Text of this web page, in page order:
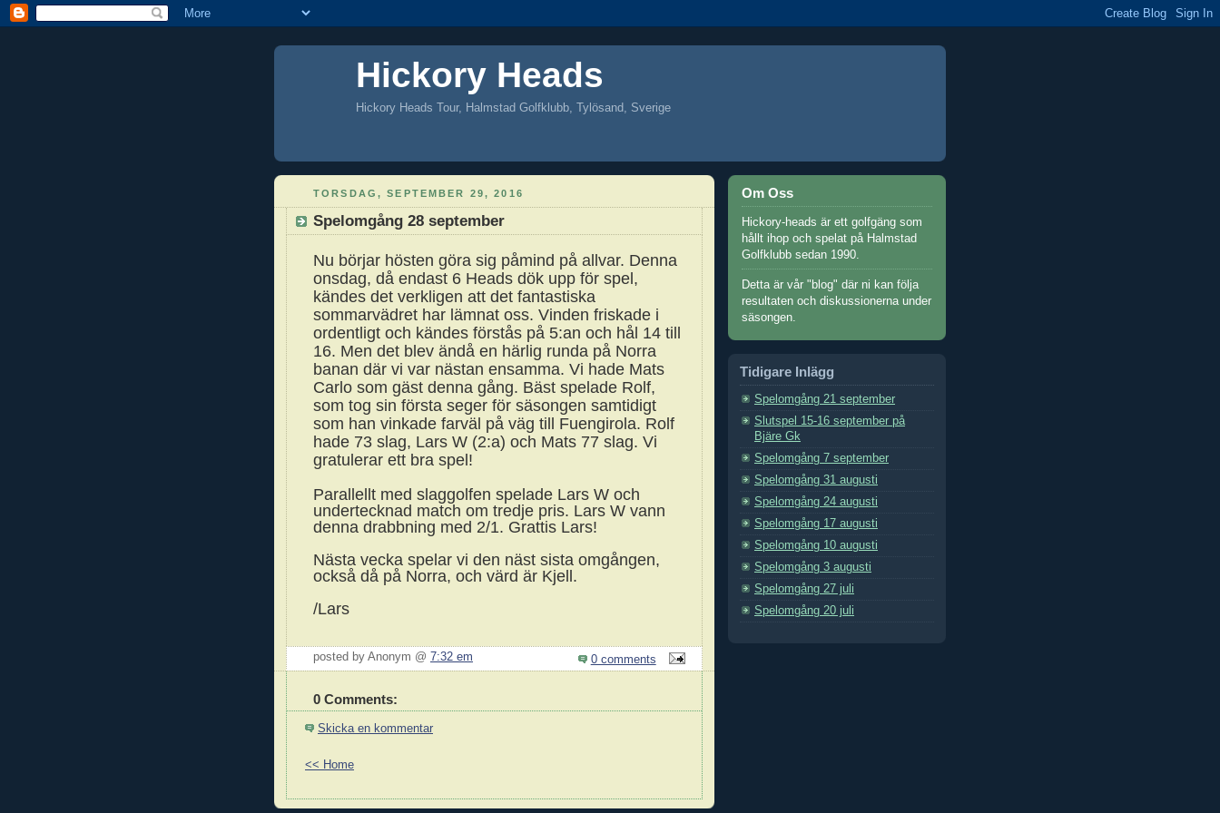
Hickory Heads
Hickory Heads Tour, Halmstad Golfklubb, Tylösand, Sverige
TORSDAG, SEPTEMBER 29, 2016
Spelomgång 28 september
Nu börjar hösten göra sig påmind på allvar. Denna
onsdag, då endast 6 Heads dök upp för spel,
kändes det verkligen att det fantastiska
sommarvädret har lämnat oss. Vinden friskade i
ordentligt och kändes förstås på 5:an och hål 14 till
16. Men det blev ändå en härlig runda på Norra
banan där vi var nästan ensamma. Vi hade Mats
Carlo som gäst denna gång. Bäst spelade Rolf,
som tog sin första seger för säsongen samtidigt
som han vinkade farväl på väg till Fuengirola. Rolf
hade 73 slag, Lars W (2:a) och Mats 77 slag. Vi
gratulerar ett bra spel!
Parallellt med slaggolfen spelade Lars W och
undertecknad match om tredje pris. Lars W vann
denna drabbning med 2/1. Grattis Lars!
Nästa vecka spelar vi den näst sista omgången,
också då på Norra, och värd är Kjell.
/Lars
posted by Anonym @ 7:32 em 0 comments
0 Comments:
Skicka en kommentar
<< Home
Om Oss
Hickory-heads är ett golfgäng som
hållt ihop och spelat på Halmstad
Golfklubb sedan 1990.
Detta är vår "blog" där ni kan följa
resultaten och diskussionerna under
säsongen.
Tidigare Inlägg
Spelomgång 21 september
Slutspel 15-16 september på
Bjäre Gk
Spelomgång 7 september
Spelomgång 31 augusti
Spelomgång 24 augusti
Spelomgång 17 augusti
Spelomgång 10 augusti
Spelomgång 3 augusti
Spelomgång 27 juli
Spelomgång 20 juli